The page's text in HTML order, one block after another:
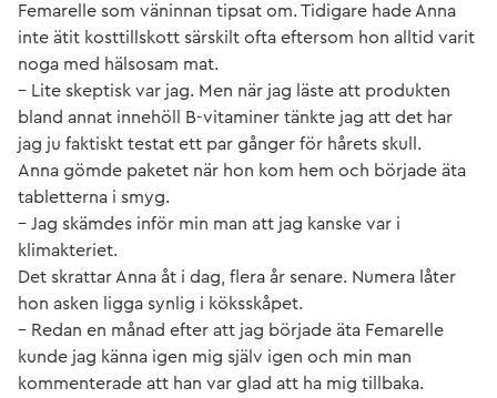
Femarelle som väninnan tipsat om. Tidigare hade Anna
inte ätit kosttillskott särskilt ofta eftersom hon alltid varit
noga med hälsosam mat.
– Lite skeptisk var jag. Men när jag läste att produkten
bland annat innehöll B-vitaminer tänkte jag att det har
jag ju faktiskt testat ett par gånger för hårets skull.
Anna gömde paketet när hon kom hem och började äta
tabletterna i smyg.
– Jag skämdes inför min man att jag kanske var i
klimakteriet.
Det skrattar Anna åt i dag, flera år senare. Numera låter
hon asken ligga synlig i köksskåpet.
– Redan en månad efter att jag började äta Femarelle
kunde jag känna igen mig själv igen och min man
kommenterade att han var glad att ha mig tillbaka.